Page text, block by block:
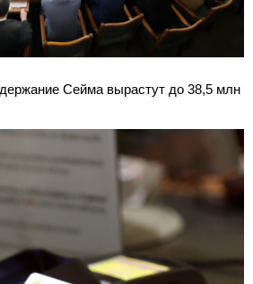
Сейма вырастут до 38,5 млн